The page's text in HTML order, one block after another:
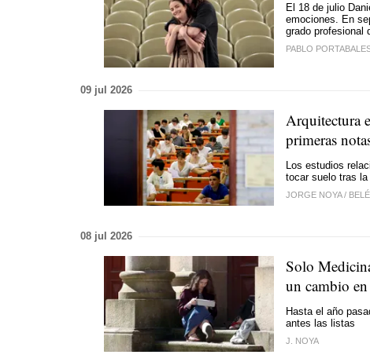
El 18 de julio
emociones. En
grado profesional
PABLO
09 jul 2026
Arquitectura
primeras
Los estudios
tocar suelo tras la
JORGE NOYA /
08 jul 2026
Solo
un cambio
Hasta el año
antes las listas
J. NOYA